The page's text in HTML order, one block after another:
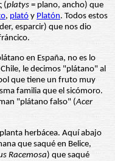
(platys = plano, ancho) que
, plató y Platón. Todos estos
esparcir) que nos dio
en España, no es lo
le decimos "plátano" al
que tiene un fruto muy
familia que el sicómoro.
"plátano falso" (Acer
herbácea. Aquí abajo
que saqué en Belice,
Racemosa) que saqué